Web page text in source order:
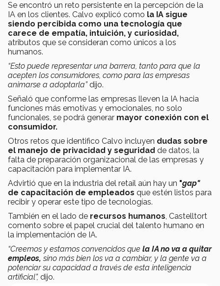
Se encontró un reto persistente en la percepción de la
IA en los clientes. Calvo explicó como la IA sigue
siendo percibida como una tecnología que
carece de empatía, intuición, y curiosidad,
atributos que se consideran como únicos a los
humanos.
“Esto puede representar una barrera, tanto para que la
acepten los consumidores, como para las empresas
animarse a adoptarla”dijo.
Señaló que conforme las empresas lleven la IA hacia
funciones más emotivas y emocionales, no solo
funcionales, se podrá generar mayor conexión con el
consumidor.
Otros retos que identifico Calvo incluyen dudas sobre
el manejo de privacidad y seguridad de datos, la
falta de preparación organizacional de las empresas y
capacitación para implementar IA.
Advirtió que en la industria del retail aún hay un "gap"
de capacitación de empleados que estén listos para
recibir y operar este tipo de tecnologías.
También en el lado de recursos humanos, Castelltort
comento sobre el papel crucial del talento humano en
la implementación de IA.
“Creemos y estamos convencidos que la IA no va a quitar
empleos,sino más bien los va a cambiar, y la gente va a
potenciar su capacidad a través de esta inteligencia
artificial”, dijo.